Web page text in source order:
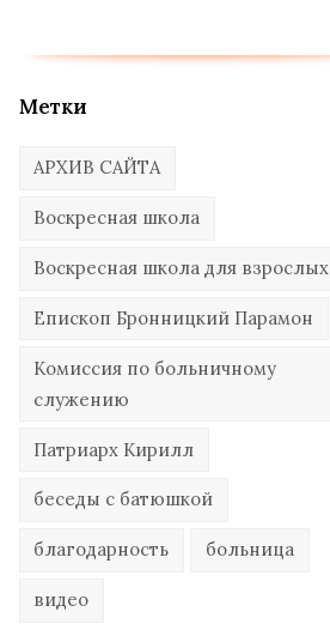
Метки
АРХИВ САЙТА
Воскресная школа
Воскресная школа для взрослых
Епископ Бронницкий Парамон
Комиссия по больничному
служению
Патриарх Кирилл
беседы с батюшкой
благодарность больница
видео